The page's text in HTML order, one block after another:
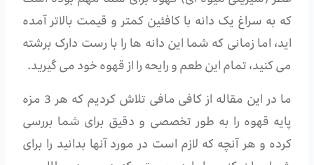
که به سراغ یک دانه با کافئین کمتر و قیمت بالاتر آمده
اید، اما زمانی که شما این دانه ها را با رست دارک برشته
می کنید، تمام این طعم و رایحه را از قهوه خود می گیرید.
ما در این مقاله از کافی مافی تلاش کردیم که هر 3 مزه
پایه قهوه را به طور تخصصی و دقیق برای شما بررسی
کرده و هر آنچه که لازم است در مورد آنها بدانید را برای